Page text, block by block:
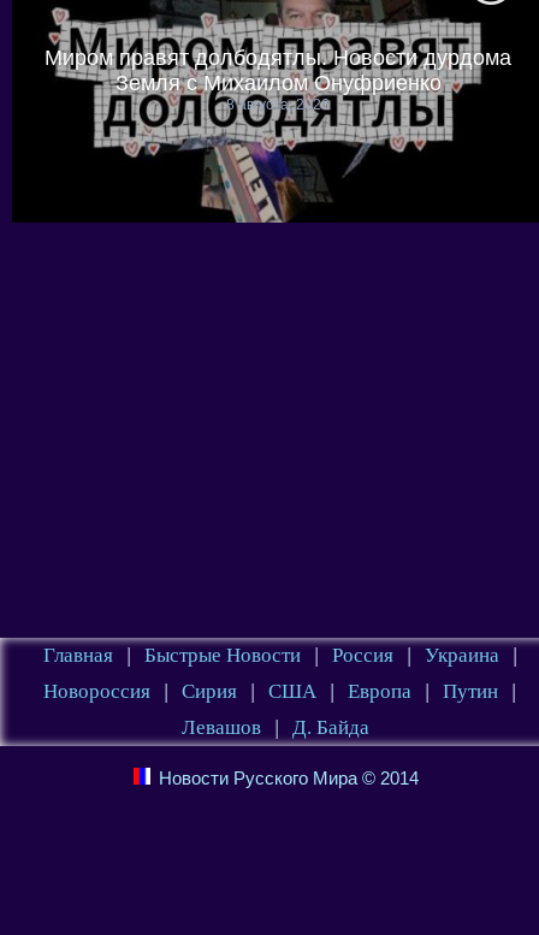
Миром правят долбодятлы. Новости дурдома
Земля с Михаилом Онуфриенко
8 августа, 2026
Главная | Быстрые Новости | Россия | Украина
|
Новороссия
| Сирия | США | Европа | Путин
|
Левашов
| Д. Байда
Новости Русского Мира © 2014